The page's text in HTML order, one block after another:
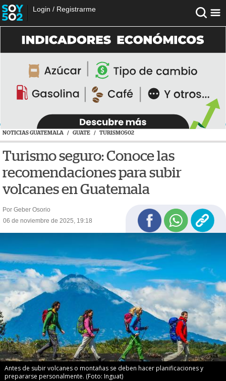
Login / Registrarme
NOTICIAS GUATEMALA / GUATE / TURISMO502
Turismo seguro: Conoce las
recomendaciones para subir
volcanes en Guatemala
Por Geber Osorio
06 de noviembre de 2025, 19:18
Antes de subir volcanes o montañas se deben hacer planificaciones y
prepararse personalmente. (Foto: Inguat)